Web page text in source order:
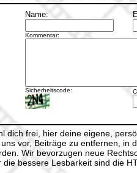
Name:
Kommentar:
Sicherheitscode:
dich frei, hier deine eigene,
vor, Beiträge zu entfernen, in
Wir bevorzugen neue
die bessere Lesbarkeit sind die